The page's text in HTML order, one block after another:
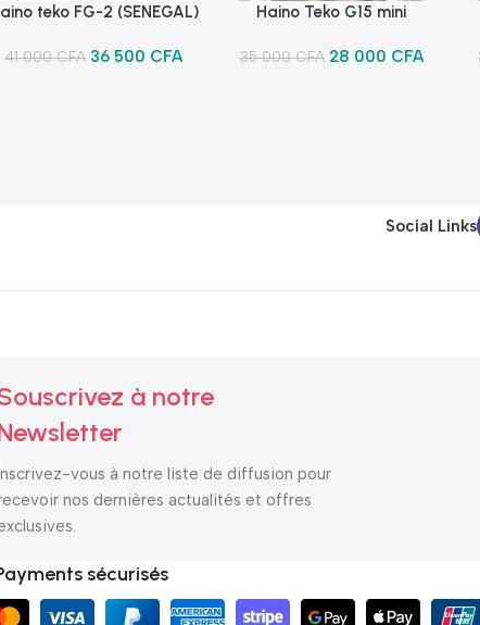
Au Panier
teko FG-2 (SENEGAL)
41 000CFA 36 500 CFA
Ajouter Au Panier
Haino Teko G15 mini
35 000CFA 28 000 CFA
Social Links
à notre
vous à notre liste de diffusion pour
nos dernières actualités et offres
sécurisés